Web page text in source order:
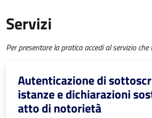
Servizi
Per presentare la pratica accedi al servizio
Autenticazione di
istanze e dichiarazioni
atto di notorietà